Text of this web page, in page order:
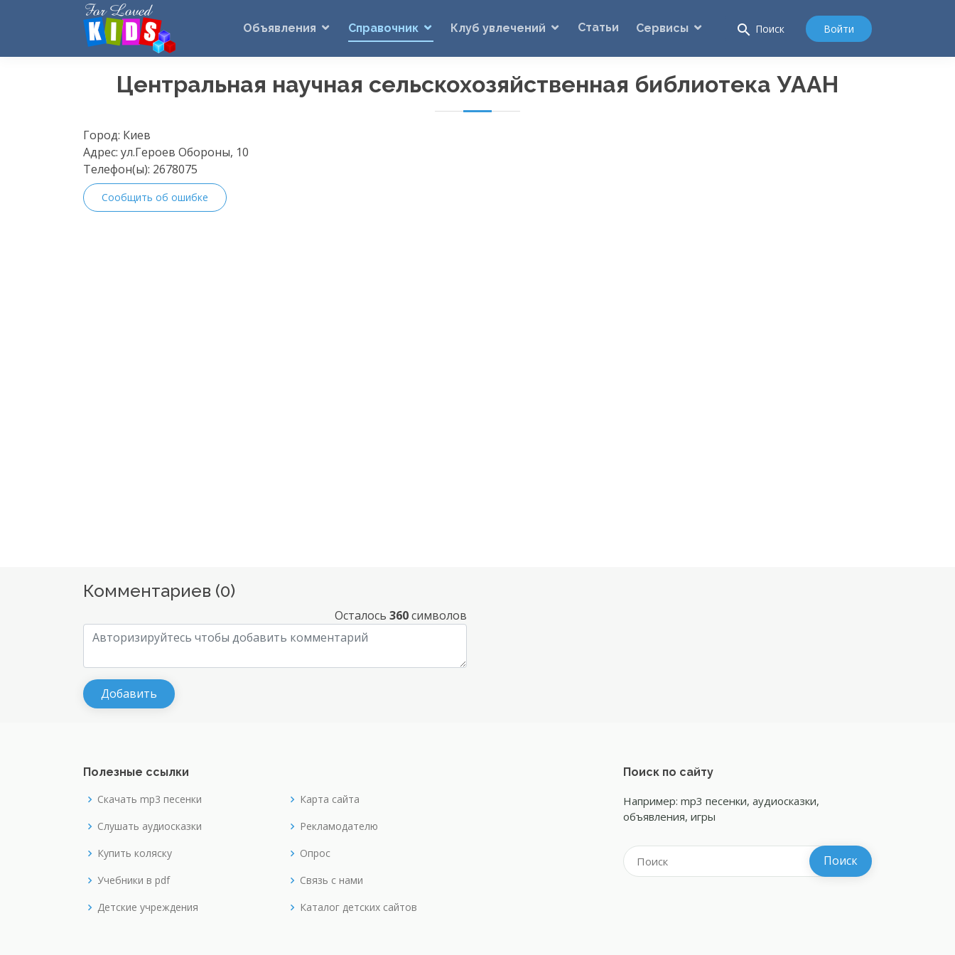
Объявления Справочник Клуб увлечений Статьи Сервисы search Поиск Войти
Центральная научная сельскохозяйственная библиотека УААН
Город: Киев
Адрес: ул.Героев Обороны, 10
Телефон(ы): 2678075
Сообщить об ошибке
Комментариев (0)
Осталось 360символов
Полезные ссылки
Скачать mp3 песенки
Слушать аудиосказки
Купить коляску
Учебники в pdf
Детские учреждения
Карта сайта
Рекламодателю
Опрос
Связь с нами
Каталог детских сайтов
Поиск по сайту
Например: mp3 песенки, аудиосказки,
объявления, игры